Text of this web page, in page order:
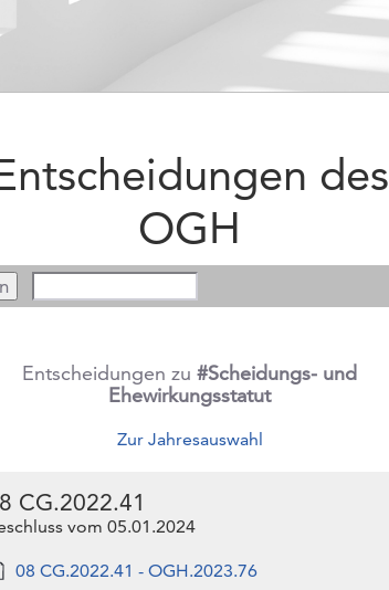
des
OGH
Entscheidungen zu#Scheidungs- und
Ehewirkungsstatut
Zur Jahresauswahl
CG.2022.41
vom 05.01.2024
08 CG.2022.41 - OGH.2023.76